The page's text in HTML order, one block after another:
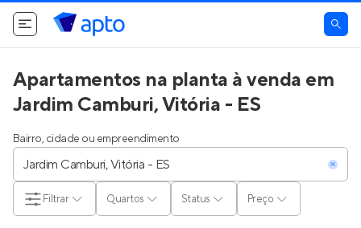
Apartamentos na planta à venda em
Jardim Camburi, Vitória - ES
Bairro, cidade ou empreendimento
Quartos Status Preço
Filtrar